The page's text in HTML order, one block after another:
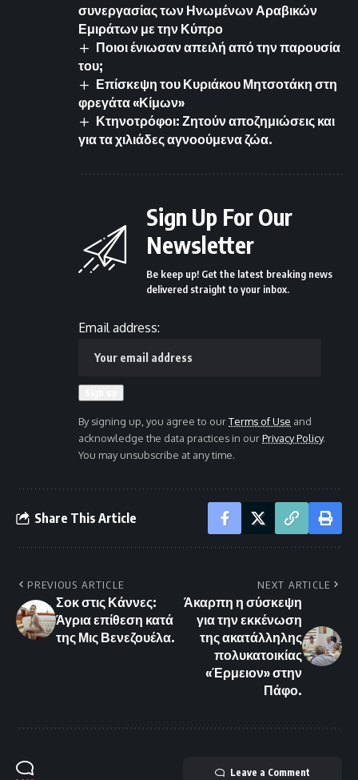
συνεργασίας των Ηνωμένων Αραβικών
Εμιράτων με την Κύπρο
Ποιοι ένιωσαν απειλή από την παρουσία
του;
Επίσκεψη του Κυριάκου Μητσοτάκη στη
φρεγάτα «Κίμων»
Κτηνοτρόφοι: Ζητούν αποζημιώσεις και
για τα χιλιάδες αγνοούμενα ζώα.
Sign Up For Our
Newsletter
Be keep up! Get the latest breaking news
delivered straight to your inbox.
Email address:
By signing up, you agree to ourTerms of Use and
acknowledge the data practices in ourPrivacy Policy.
You may unsubscribe at any time.
Share This Article
PREVIOUS ARTICLE
Σοκ στις Κάννες:
Άγρια επίθεση κατά
της Μις Βενεζουέλα.
NEXT ARTICLE
Άκαρπη η σύσκεψη
για την εκκένωση
της ακατάλληλης
πολυκατοικίας
«Έρμειον» στην
Πάφο.
Leave a Comment